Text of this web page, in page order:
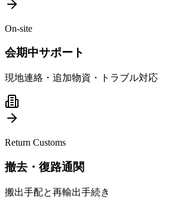
On-site
会期中サポート
現地連絡・追加物資・トラブル対応
Return Customs
撤去・復路通関
搬出手配と再輸出手続き